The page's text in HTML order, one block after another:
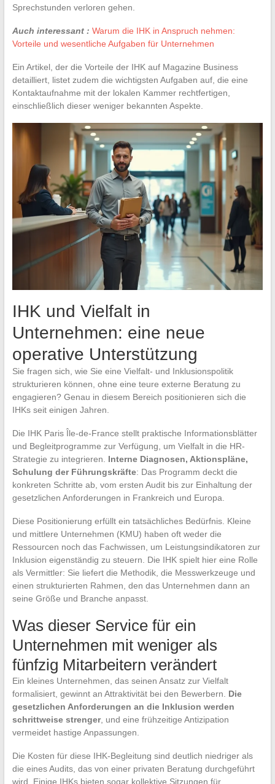
Sprechstunden verloren gehen.
Auch interessant : Warum die IHK in Anspruch nehmen:
Vorteile und wesentliche Aufgaben für Unternehmen
Ein Artikel, der die Vorteile der IHK auf Magazine Business
detailliert, listet zudem die wichtigsten Aufgaben auf, die eine
Kontaktaufnahme mit der lokalen Kammer rechtfertigen,
einschließlich dieser weniger bekannten Aspekte.
IHK und Vielfalt in
Unternehmen: eine neue
operative Unterstützung
Sie fragen sich, wie Sie eine Vielfalt- und Inklusionspolitik
strukturieren können, ohne eine teure externe Beratung zu
engagieren? Genau in diesem Bereich positionieren sich die
IHKs seit einigen Jahren.
Die IHK Paris Île-de-France stellt praktische Informationsblätter
und Begleitprogramme zur Verfügung, um Vielfalt in die HR-
Strategie zu integrieren. Interne Diagnosen, Aktionspläne,
Schulung der Führungskräfte: Das Programm deckt die
konkreten Schritte ab, vom ersten Audit bis zur Einhaltung der
gesetzlichen Anforderungen in Frankreich und Europa.
Diese Positionierung erfüllt ein tatsächliches Bedürfnis. Kleine
und mittlere Unternehmen (KMU) haben oft weder die
Ressourcen noch das Fachwissen, um Leistungsindikatoren zur
Inklusion eigenständig zu steuern. Die IHK spielt hier eine Rolle
als Vermittler: Sie liefert die Methodik, die Messwerkzeuge und
einen strukturierten Rahmen, den das Unternehmen dann an
seine Größe und Branche anpasst.
Was dieser Service für ein
Unternehmen mit weniger als
fünfzig Mitarbeitern verändert
Ein kleines Unternehmen, das seinen Ansatz zur Vielfalt
formalisiert, gewinnt an Attraktivität bei den Bewerbern. Die
gesetzlichen Anforderungen an die Inklusion werden
schrittweise strenger, und eine frühzeitige Antizipation
vermeidet hastige Anpassungen.
Die Kosten für diese IHK-Begleitung sind deutlich niedriger als
die eines Audits, das von einer privaten Beratung durchgeführt
wird. Einige IHKs bieten sogar kollektive Sitzungen für